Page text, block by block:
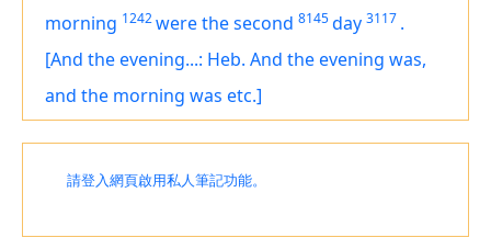
morning 1242were the second 8145day 3117 .
[And the evening...: Heb. And the evening was,
and the morning was etc.]
請登入網頁啟用私人筆記功能。